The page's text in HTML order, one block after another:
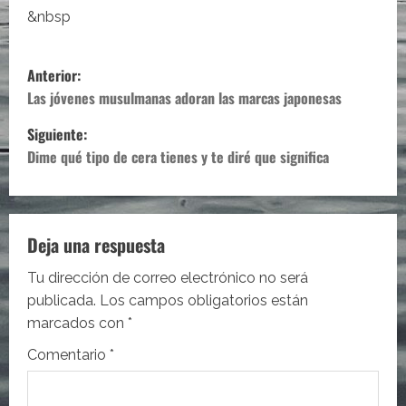
&nbsp
N
a
v
g
a
c
i
ó
Anterior:
Las jóvenes musulmanas adoran las marcas japonesas
Siguiente:
Dime qué tipo de cera tienes y te diré que significa
Deja una respuesta
Tu dirección de correo electrónico no será
publicada. Los campos obligatorios están
marcados con *
Comentario *